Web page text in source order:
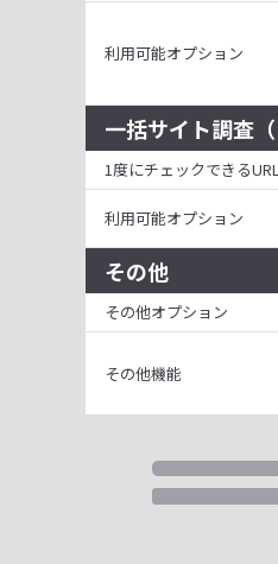
利用可能オプション
一括サイト調査
1度にチェックできる
利用可能オプション
その他
その他オプション
その他機能